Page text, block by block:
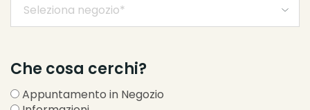
Che cosa cerchi?
Appuntamento in Negozio